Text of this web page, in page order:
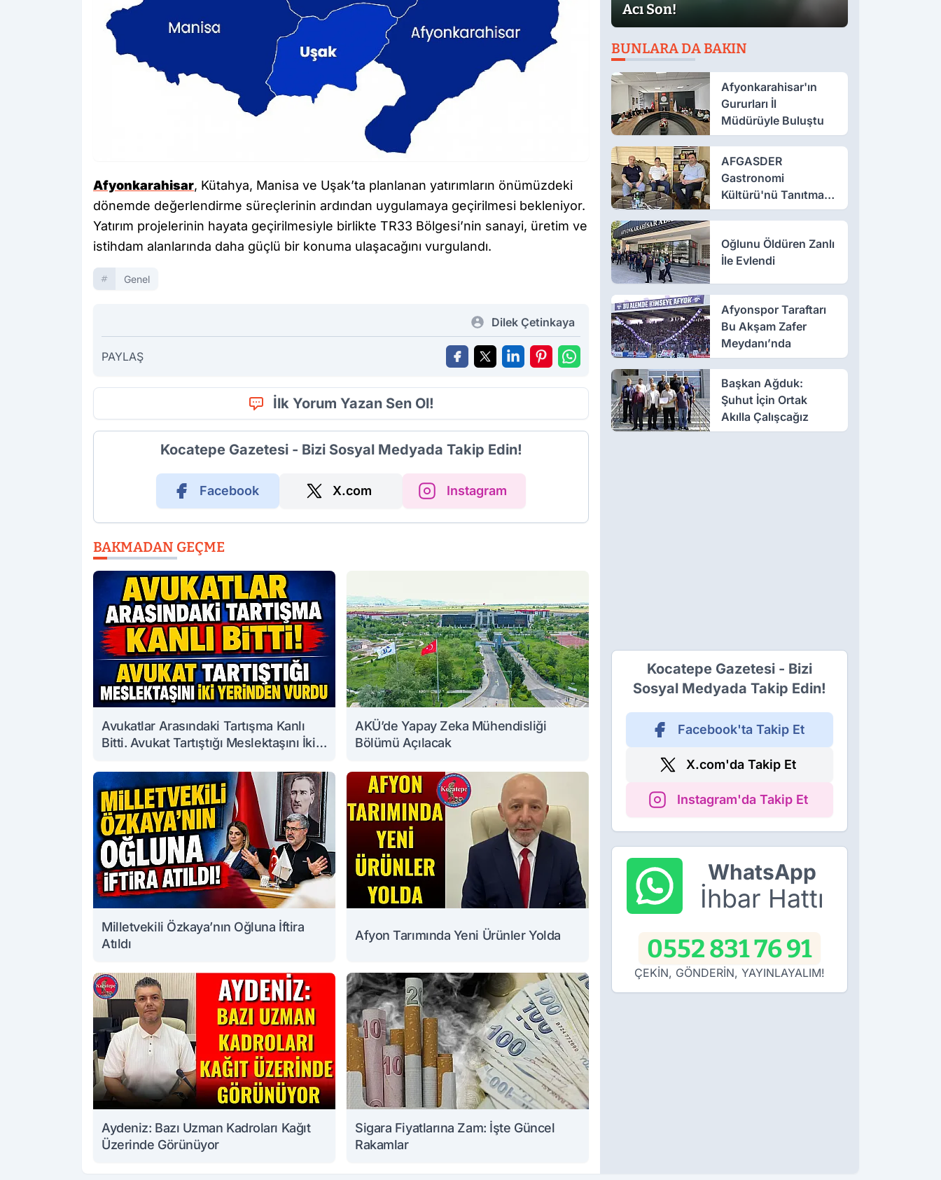
Afyonkarahisar, Kütahya, Manisa ve Uşak’ta planlanan yatırımların önümüzdeki
dönemde değerlendirme süreçlerinin ardından uygulamaya geçirilmesi bekleniyor.
Yatırım projelerinin hayata geçirilmesiyle birlikte TR33 Bölgesi’nin sanayi, üretim ve
istihdam alanlarında daha güçlü bir konuma ulaşacağını vurgulandı.
Genel
Dilek Çetinkaya
PAYLAŞ
İlk Yorum Yazan Sen Ol!
Kocatepe Gazetesi - Bizi Sosyal Medyada Takip Edin!
Facebook X.com Instagram
BAKMADAN GEÇME
Avukatlar Arasındaki Tartışma Kanlı
Bitti. Avukat Tartıştığı Meslektaşını İki
AKÜ’de Yapay Zeka Mühendisliği
Bölümü Açılacak
Milletvekili Özkaya’nın Oğluna İftira
Atıldı
Afyon Tarımında Yeni Ürünler Yolda
Aydeniz: Bazı Uzman Kadroları Kağıt
Üzerinde Görünüyor
Sigara Fiyatlarına Zam: İşte Güncel
Rakamlar
Acı Son!
BUNLARA DA BAKIN
Afyonkarahisar'ın
Gururları İl
Müdürüyle Buluştu
AFGASDER
Gastronomi
Kültürü'nü Tanıtmak
İçin Çalışıyor
Oğlunu Öldüren Zanlı
İle Evlendi
Afyonspor Taraftarı
Bu Akşam Zafer
Meydanı’nda
Başkan Ağduk:
Şuhut İçin Ortak
Akılla Çalışcağız
Kocatepe Gazetesi - Bizi
Sosyal Medyada Takip Edin!
Facebook'ta Takip Et
X.com'da Takip Et
Instagram'da Takip Et
WhatsApp
İhbar Hattı
0552 831 76 91
ÇEKİN, GÖNDERİN, YAYINLAYALIM!